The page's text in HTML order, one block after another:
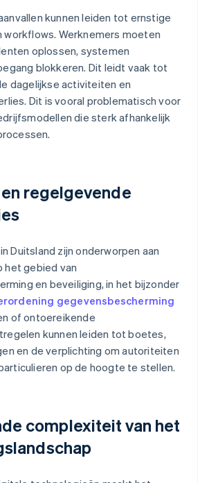
kunnen leiden tot ernstige
workflows. Werknemers moeten
oplossen, systemen
blokkeren. Dit leidt vaak tot
dagelijkse activiteiten en
Dit is vooral problematisch voor
die sterk afhankelijk
regelgevende
Duitsland zijn onderworpen aan
het gebied van
en beveiliging, in het bijzonder
gegevensbescherming
of ontoereikende
kunnen leiden tot boetes,
en de verplichting om autoriteiten
op de hoogte te stellen.
complexiteit van het